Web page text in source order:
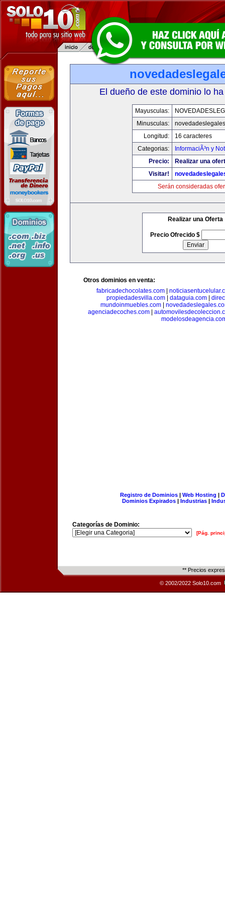
El dueño de este dominio lo
Mayusculas:
Minusculas:
Longitud:
16 caracteres
Categorias:
InformaciÃ³n y
Precio:
Realizar una
Visitar!
Serán consideradas
Realizar una Oferta
Precio Ofrecido $
Otros dominios en venta:
fabricadechocolates.com|
propiedadesvilla.com| dataguia.com|
mundoinmuebles.com
agenciadecoches.com
Registro de Dominios| Web Hosting |
Dominios Expirados | Industrias |
Categorías de Dominio:
[Pág.
** Precios
© 2002/2022 Solo10.com